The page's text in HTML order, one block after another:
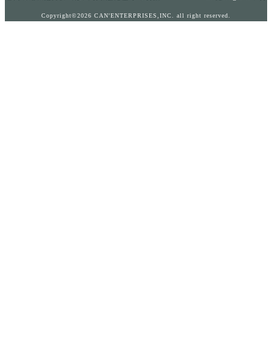
Copyright©2026 CAN'ENTERPRISES,INC. all right reserved.